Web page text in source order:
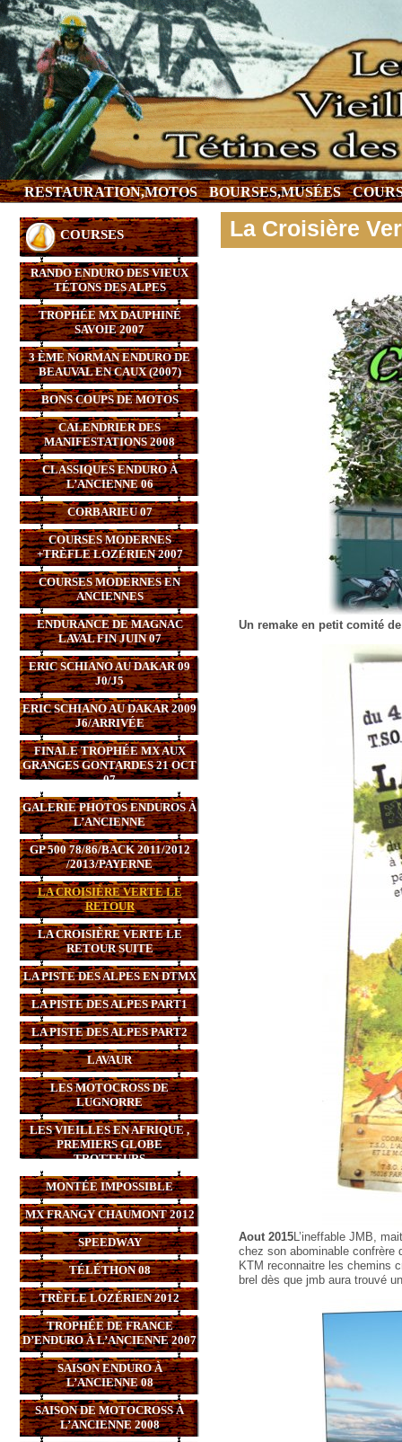
RESTAURATION,MOTOS BOURSES,MUSÉES
COURSES
RANDO ENDURO DES VIEUX
TÉTONS DES ALPES
TROPHÉE MX DAUPHINÉ
SAVOIE 2007
3 ÈME NORMAN ENDURO DE
BEAUVAL EN CAUX (2007)
BONS COUPS DE MOTOS
CALENDRIER DES
MANIFESTATIONS 2008
CLASSIQUES ENDURO À
L’ANCIENNE 06
CORBARIEU 07
COURSES MODERNES
+TRÈFLE LOZÉRIEN 2007
COURSES MODERNES EN
ANCIENNES
ENDURANCE DE MAGNAC
LAVAL FIN JUIN 07
ERIC SCHIANO AU DAKAR 09
J0/J5
ERIC SCHIANO AU DAKAR 2009
J6/ARRIVÉE
FINALE TROPHÉE MX AUX
GRANGES GONTARDES 21 OCT
07
GALERIE PHOTOS ENDUROS À
L’ANCIENNE
GP 500 78/86/BACK 2011/2012
/2013/PAYERNE
LA CROISIÈRE VERTE LE
RETOUR
LA CROISIÈRE VERTE LE
RETOUR SUITE
LA PISTE DES ALPES EN DTMX
LA PISTE DES ALPES PART1
LA PISTE DES ALPES PART2
LAVAUR
LES MOTOCROSS DE
LUGNORRE
LES VIEILLES EN AFRIQUE ,
PREMIERS GLOBE
TROTTEURS
MONTÉE IMPOSSIBLE
MX FRANGY CHAUMONT 2012
SPEEDWAY
TÉLÉTHON 08
TRÈFLE LOZÉRIEN 2012
TROPHÉE DE FRANCE
D’ENDURO À L’ANCIENNE 2007
SAISON ENDURO À
L’ANCIENNE 08
SAISON DE MOTOCROSS À
L’ANCIENNE 2008
La Croisière
Un remake en petit comité
Aout 2015L’ineffable JMB,
chez son abominable confrère
KTM reconnaitre les chemins
brel dès que jmb aura trouvé